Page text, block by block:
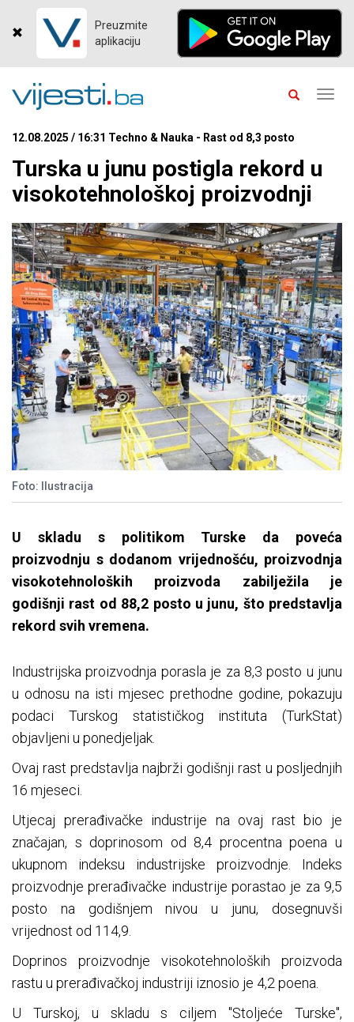
Preuzmite
aplikaciju
12.08.2025 / 16:31 Techno & Nauka - Rast od 8,3 posto
Turska u junu postigla rekord u
visokotehnološkoj proizvodnji
Foto: Ilustracija
U skladu s politikom Turske da poveća
proizvodnju s dodanom vrijednošću, proizvodnja
visokotehnoloških proizvoda zabilježila je
godišnji rast od 88,2 posto u junu, što predstavlja
rekord svih vremena.
Industrijska proizvodnja porasla je za 8,3 posto u junu
u odnosu na isti mjesec prethodne godine, pokazuju
podaci Turskog statističkog instituta (TurkStat)
objavljeni u ponedjeljak.
Ovaj rast predstavlja najbrži godišnji rast u posljednjih
16 mjeseci.
Utjecaj prerađivačke industrije na ovaj rast bio je
značajan, s doprinosom od 8,4 procentna poena u
ukupnom indeksu industrijske proizvodnje. Indeks
proizvodnje prerađivačke industrije porastao je za 9,5
posto na godišnjem nivou u junu, dosegnuvši
vrijednost od 114,9.
Doprinos proizvodnje visokotehnoloških proizvoda
rastu u prerađivačkoj industriji iznosio je 4,2 poena.
U Turskoj, u skladu s ciljem "Stoljeće Turske",